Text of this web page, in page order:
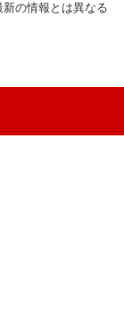
の情報とは異なる